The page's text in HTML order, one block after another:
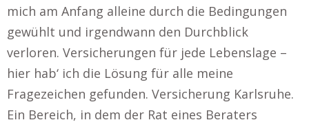
mich am Anfang alleine durch die Bedingungen
gewühlt und irgendwann den Durchblick
verloren. Versicherungen für jede Lebenslage –
hier hab‘ ich die Lösung für alle meine
Fragezeichen gefunden. Versicherung Karlsruhe.
Ein Bereich, in dem der Rat eines Beraters